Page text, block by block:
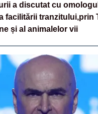
a discutat cu
facilitării tranzitului,prin
și al animalelor vii